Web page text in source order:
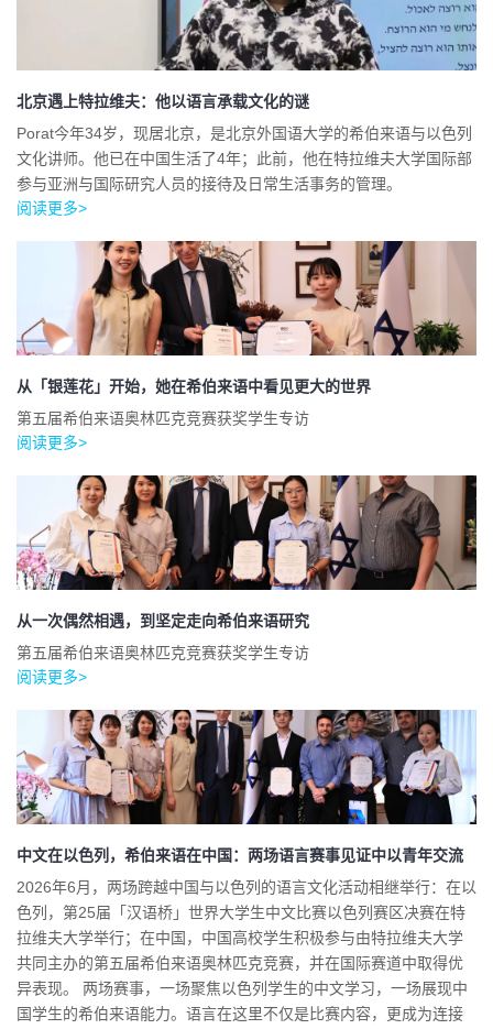
北京遇上特拉维夫：他以语言承载文化的谜
Porat今年34岁，现居北京，是北京外国语大学的希伯来语与以色列
文化讲师。他已在中国生活了4年；此前，他在特拉维夫大学国际部
参与亚洲与国际研究人员的接待及日常生活事务的管理。
阅读更多>
从「银莲花」开始，她在希伯来语中看见更大的世界
第五届希伯来语奥林匹克竞赛获奖学生专访
阅读更多>
从一次偶然相遇，到坚定走向希伯来语研究
第五届希伯来语奥林匹克竞赛获奖学生专访
阅读更多>
中文在以色列，希伯来语在中国：两场语言赛事见证中以青年交流
2026年6月，两场跨越中国与以色列的语言文化活动相继举行：在以
色列，第25届「汉语桥」世界大学生中文比赛以色列赛区决赛在特
拉维夫大学举行；在中国，中国高校学生积极参与由特拉维夫大学
共同主办的第五届希伯来语奥林匹克竞赛，并在国际赛道中取得优
异表现。 两场赛事，一场聚焦以色列学生的中文学习，一场展现中
国学生的希伯来语能力。语言在这里不仅是比赛内容，更成为连接